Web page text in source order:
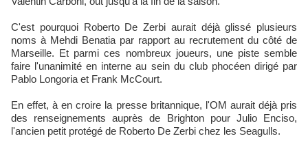
C'est pourquoi Roberto De Zerbi aurait déjà glissé plusieurs
noms à Mehdi Benatia par rapport au recrutement du côté de
Marseille. Et parmi ces nombreux joueurs, une piste semble
faire l'unanimité en interne au sein du club phocéen dirigé par
Pablo Longoria et Frank McCourt.
En effet, à en croire la presse britannique, l'OM aurait déjà pris
des renseignements auprès de Brighton pour Julio Enciso,
l'ancien petit protégé de Roberto De Zerbi chez les Seagulls.